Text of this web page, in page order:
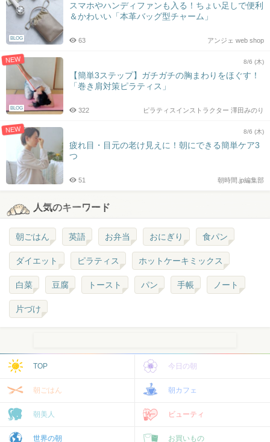
BLOG
スマホやハンディファンも入る！ちょい足しで便利
＆かわいい「本革バッグ型チャーム」
アンジェ web shop
63
NEW
BLOG
8/6 (木)
【簡単3ステップ】ガチガチの胸まわりをほぐす！
「巻き肩対策ピラティス」
ピラティスインストラクター 澤田みのり
322
NEW 8/6 (木)
疲れ目・目元の老け見えに！朝にできる簡単ケア3
つ
朝時間.jp編集部
51
人気のキーワード
朝ごはん 英語 お弁当 おにぎり 食パン
ダイエット ピラティス ホットケーキミックス
白菜 豆腐 トースト パン 手帳 ノート
片づけ
TOP 今日の朝
朝ごはん 朝カフェ
朝美人 ビューティ
世界の朝 お買いもの